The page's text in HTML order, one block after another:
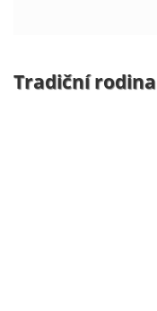
Tradiční rodina